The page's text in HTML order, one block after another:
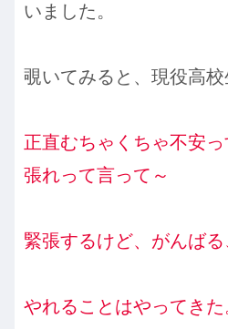
いました。
覗いてみると、現役高
正直むちゃくちゃ不安
張れって言って～
緊張するけど、がんば
やれることはやってき